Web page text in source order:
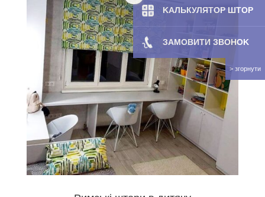
KAЛЬКУЛЯТOP ШТОР
ЗАМОВИТИ ЗBOHOK